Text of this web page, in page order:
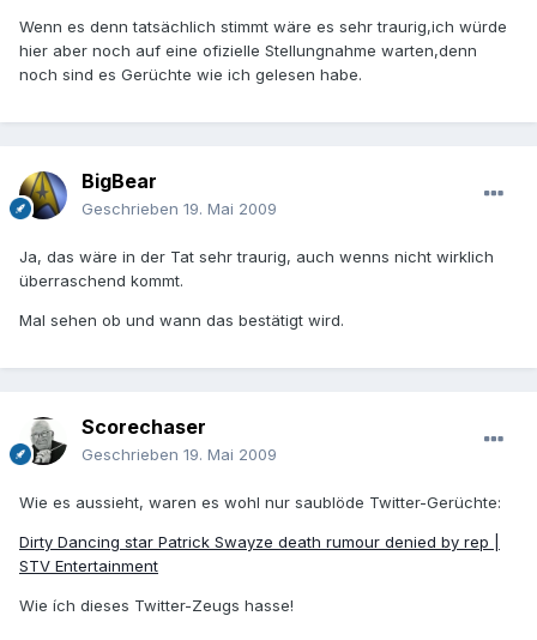
Wenn es denn tatsächlich stimmt wäre es sehr traurig,ich würde
hier aber noch auf eine ofizielle Stellungnahme warten,denn
noch sind es Gerüchte wie ich gelesen habe.
BigBear
Geschrieben 19. Mai 2009
Ja, das wäre in der Tat sehr traurig, auch wenns nicht wirklich
überraschend kommt.
Mal sehen ob und wann das bestätigt wird.
Scorechaser
Geschrieben 19. Mai 2009
Wie es aussieht, waren es wohl nur saublöde Twitter-Gerüchte:
Dirty Dancing star Patrick Swayze death rumour denied by rep |
STV Entertainment
Wie ích dieses Twitter-Zeugs hasse!